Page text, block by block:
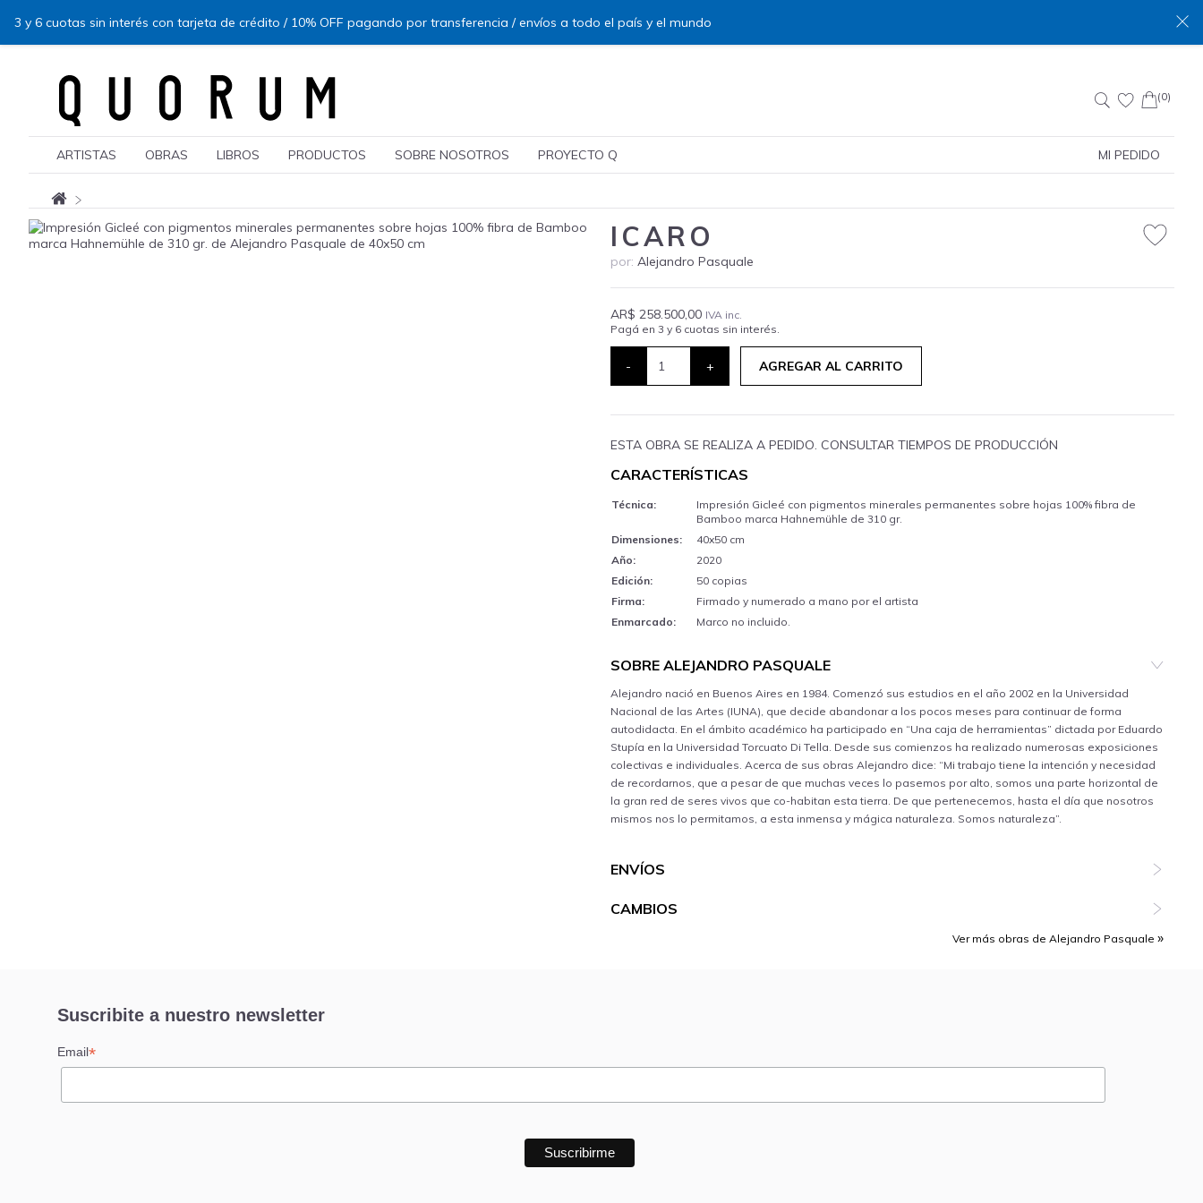
3 y 6 cuotas sin interés con tarjeta de crédito / 10% OFF pagando por transferencia / envíos a todo el país y el mundo
Buscar:
(0)
ARTISTAS OBRAS LIBROS PRODUCTOS SOBRE NOSOTROS PROYECTO Q MI PEDIDO
ICARO
por: Alejandro Pasquale
AR$ 258.500,00 IVA inc.
Pagá en 3 y 6 cuotas sin interés.
- + AGREGAR AL CARRITO
ESTA OBRA SE REALIZA A PEDIDO. CONSULTAR TIEMPOS DE PRODUCCIÓN
CARACTERÍSTICAS
Técnica:
Impresión Gicleé con pigmentos minerales permanentes sobre hojas 100% fibra de
Bamboo marca Hahnemühle de 310 gr.
Dimensiones:
40x50 cm
Año:
2020
Edición:
50 copias
Firma:
Firmado y numerado a mano por el artista
Enmarcado:
Marco no incluido.
SOBRE ALEJANDRO PASQUALE
Alejandro nació en Buenos Aires en 1984. Comenzó sus estudios en el año 2002 en la Universidad
Nacional de las Artes (IUNA), que decide abandonar a los pocos meses para continuar de forma
autodidacta. En el ámbito académico ha participado en “Una caja de herramientas” dictada por Eduardo
Stupía en la Universidad Torcuato Di Tella. Desde sus comienzos ha realizado numerosas exposiciones
colectivas e individuales. Acerca de sus obras Alejandro dice: “Mi trabajo tiene la intención y necesidad
de recordarnos, que a pesar de que muchas veces lo pasemos por alto, somos una parte horizontal de
la gran red de seres vivos que co-habitan esta tierra. De que pertenecemos, hasta el día que nosotros
mismos nos lo permitamos, a esta inmensa y mágica naturaleza. Somos naturaleza”.
ENVÍOS
CAMBIOS
Ver más obras de Alejandro Pasquale
Suscribite a nuestro newsletter
Email*